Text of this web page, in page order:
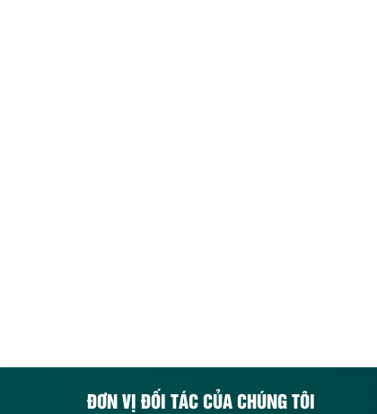
ĐƠN VỊ ĐỐI TÁC CỦA CHÚNG TÔI